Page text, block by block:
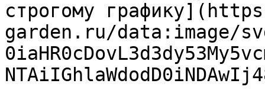
строгому
garden.ru/data:image/